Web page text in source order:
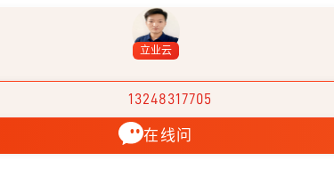
立业云
13248317705
在线问